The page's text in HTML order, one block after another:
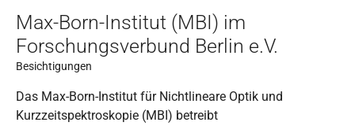
Max-Born-Institut (MBI) im
Forschungsverbund Berlin e.V.
Besichtigungen
Das Max-Born-Institut für Nichtlineare Optik und
Kurzzeitspektroskopie (MBI) betreibt